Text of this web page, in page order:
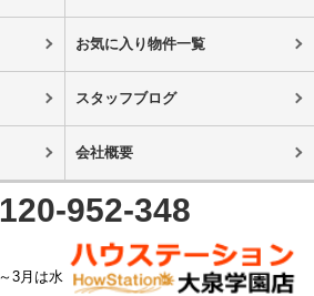
お気に入り物件一覧
スタッフブログ
会社概要
952-348
3月は水